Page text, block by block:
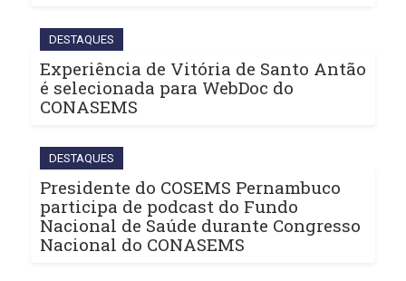
DESTAQUES
Experiência de Vitória de Santo Antão
é selecionada para WebDoc do
CONASEMS
DESTAQUES
Presidente do COSEMS Pernambuco
participa de podcast do Fundo
Nacional de Saúde durante Congresso
Nacional do CONASEMS